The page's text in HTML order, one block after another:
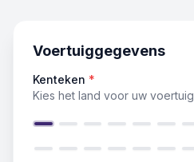
Voertuiggegevens
Kenteken *
Kies het land voor uw voertuig